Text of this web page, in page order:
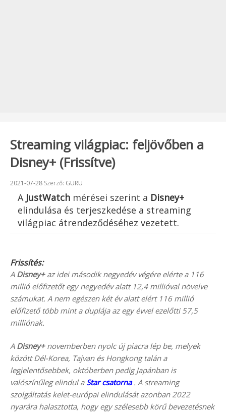
Streaming világpiac: feljövőben a
Disney+ (Frissítve)
Beküldve:
2021-07-28 Szerző: GURU
A JustWatch mérései szerint a Disney+
elindulása és terjeszkedése a streaming
világpiac átrendeződéséhez vezetett.
Frissítés:
A Disney+az idei második negyedév végére elérte a 116
millió előfizetőt egy negyedév alatt 12,4 millióval növelve
számukat. A nem egészen két év alatt elért 116 millió
előfizető több mint a duplája az egy évvel ezelőtti 57,5
milliónak.
A Disney+novemberben nyolc új piacra lép be, melyek
között Dél-Korea, Tajvan és Hongkong talán a
legjelentősebbek, októberben pedig Japánban is
valószínűleg elindul a Star csatorna. A streaming
szolgáltatás kelet-európai elindulását azonban 2022
nyarára halasztotta, hogy egy szélesebb körű bevezetésnek